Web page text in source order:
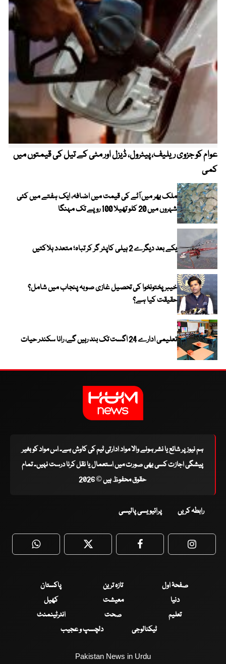
عوام کو جزوی ریلیف، پیٹرول، ڈیزل اور مٹی کے تیل کی قیمتوں میں
کمی
ملک بھر میں آٹے کی قیمت میں اضافہ، ایک ہفتے میں کئی
شہروں میں 20 کلو تھیلا 100 روپے تک مہنگا
یکے بعد دیگرے 2 ہیلی کاپٹر گر کر تباہ؛ متعدد ہلاکتیں
خیبر پختونخوا کی تحصیل غازی صوبہ پنجاب میں شامل؟
حقیقت کیا ہے؟
تعلیمی ادارے 24 اگست تک بند رہیں گے، رانا سکندر حیات
ہم نیوز پر شائع یا نشر ہونے والا مواد ادارتی ٹیم کی کاوش ہے۔ اس مواد کو بغیر
پیشگی اجازت کسی بھی صورت میں استعمال یا نقل کرنا درست نہیں۔ تمام
حقوق محفوظ ہیں © 2026
رابطہ کریں پرائیویسی پالیسی
WhatsApp Twitter Facebook
صفحۂ اول تازہ ترین
پاکستان
دنیا
معیشت
کھیل
تعلیم
صحت
انٹرٹینمنٹ
ٹیکنالوجی
دلچسپ و عجیب
Pakistan News in Urdu